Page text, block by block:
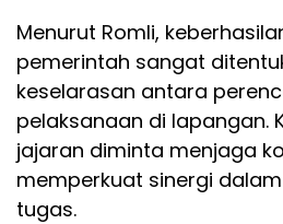
Menurut Romli,
pemerintah sangat
keselarasan antara
pelaksanaan di lapangan.
jajaran diminta menjaga
memperkuat sinergi
tugas.